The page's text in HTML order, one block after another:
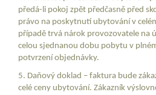
předá-li pokoj zpět předčasně před
právo na poskytnutí ubytování v
případě trvá nárok provozovatele na
celou sjednanou dobu pobytu v
potvrzení objednávky.
5. Daňový doklad – faktura bude
celé ceny ubytování. Zákazník